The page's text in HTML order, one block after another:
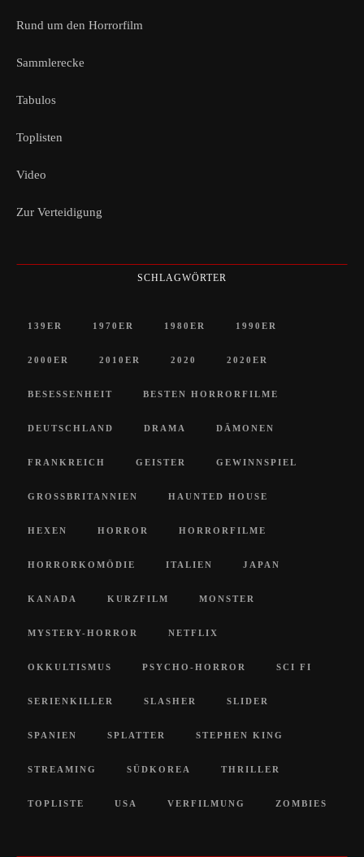
Rund um den Horrorfilm
Sammlerecke
Tabulos
Toplisten
Video
Zur Verteidigung
SCHLAGWÖRTER
139ER 1970ER 1980ER 1990ER
2000ER 2010ER 2020 2020ER
BESESSENHEIT BESTEN HORRORFILME
DEUTSCHLAND DRAMA DÄMONEN
FRANKREICH GEISTER GEWINNSPIEL
GROSSBRITANNIEN HAUNTED HOUSE
HEXEN HORROR HORRORFILME
HORRORKOMÖDIE ITALIEN JAPAN
KANADA KURZFILM MONSTER
MYSTERY-HORROR NETFLIX
OKKULTISMUS PSYCHO-HORROR SCI FI
SERIENKILLER SLASHER SLIDER
SPANIEN SPLATTER STEPHEN KING
STREAMING SÜDKOREA THRILLER
TOPLISTE USA VERFILMUNG ZOMBIES